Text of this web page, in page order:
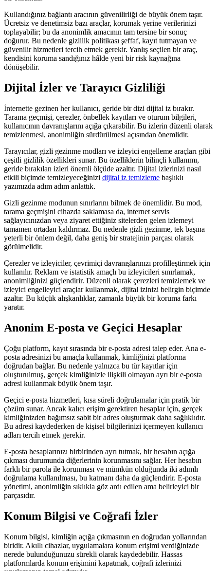
Kullandığınız bağlantı aracının güvenilirliği de büyük önem taşır.
Ücretsiz ve denetimsiz bazı araçlar, korumak yerine verilerinizi
toplayabilir; bu da anonimlik amacının tam tersine bir sonuç
doğurur. Bu nedenle gizlilik politikası şeffaf, kayıt tutmayan ve
güvenilir hizmetleri tercih etmek gerekir. Yanlış seçilen bir araç,
kendisini koruma sandığınız hâlde yeni bir risk kaynağına
dönüşebilir.
Dijital İzler ve Tarayıcı Gizliliği
İnternette gezinen her kullanıcı, geride bir dizi dijital iz bırakır.
Tarama geçmişi, çerezler, önbellek kayıtları ve oturum bilgileri,
kullanıcının davranışlarını açığa çıkarabilir. Bu izlerin düzenli olarak
temizlenmesi, anonimliğin sürdürülmesi açısından önemlidir.
Tarayıcılar, gizli gezinme modları ve izleyici engelleme araçları gibi
çeşitli gizlilik özellikleri sunar. Bu özelliklerin bilinçli kullanımı,
geride bırakılan izleri önemli ölçüde azaltır. Dijital izlerinizi nasıl
etkili biçimde temizleyeceğinizi dijital iz temizleme başlıklı
yazımızda adım adım anlattık.
Gizli gezinme modunun sınırlarını bilmek de önemlidir. Bu mod,
tarama geçmişini cihazda saklamasa da, internet servis
sağlayıcınızdan veya ziyaret ettiğiniz sitelerden gelen izlemeyi
tamamen ortadan kaldırmaz. Bu nedenle gizli gezinme, tek başına
yeterli bir önlem değil, daha geniş bir stratejinin parçası olarak
görülmelidir.
Çerezler ve izleyiciler, çevrimiçi davranışlarınızı profilleştirmek için
kullanılır. Reklam ve istatistik amaçlı bu izleyicileri sınırlamak,
anonimliğinizi güçlendirir. Düzenli olarak çerezleri temizlemek ve
izleyici engelleyici araçlar kullanmak, dijital izinizi belirgin biçimde
azaltır. Bu küçük alışkanlıklar, zamanla büyük bir koruma farkı
yaratır.
Anonim E-posta ve Geçici Hesaplar
Çoğu platform, kayıt sırasında bir e-posta adresi talep eder. Ana e-
posta adresinizi bu amaçla kullanmak, kimliğinizi platforma
doğrudan bağlar. Bu nedenle yalnızca bu tür kayıtlar için
oluşturulmuş, gerçek kimliğinizle ilişkili olmayan ayrı bir e-posta
adresi kullanmak büyük önem taşır.
Geçici e-posta hizmetleri, kısa süreli doğrulamalar için pratik bir
çözüm sunar. Ancak kalıcı erişim gerektiren hesaplar için, gerçek
kimliğinizden bağımsız sabit bir adres oluşturmak daha sağlıklıdır.
Bu adresi kaydederken de kişisel bilgilerinizi içermeyen kullanıcı
adları tercih etmek gerekir.
E-posta hesaplarınızı birbirinden ayrı tutmak, bir hesabın açığa
çıkması durumunda diğerlerinin korunmasını sağlar. Her hesabın
farklı bir parola ile korunması ve mümkün olduğunda iki adımlı
doğrulama kullanılması, bu katmanı daha da güçlendirir. E-posta
yönetimi, anonimliğin sıklıkla göz ardı edilen ama belirleyici bir
parçasıdır.
Konum Bilgisi ve Coğrafi İzler
Konum bilgisi, kimliğin açığa çıkmasının en doğrudan yollarından
biridir. Akıllı cihazlar, uygulamalara konum erişimi verdiğinizde
nerede bulunduğunuzu sürekli olarak kaydedebilir. Hassas
platformlarda konum erişimini kapatmak, coğrafi izlerinizi